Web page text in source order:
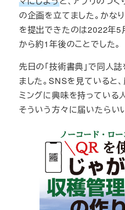
の企画を立てました。かな
を提出できたのは2022年5
から約1年後のことでした。
先日の「技術書典」で同人
ました。SNSを見ていると
ミングに興味を持っている
そういう方々に届いたらい